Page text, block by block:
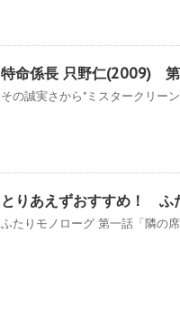
特命係長 只野仁(2009) 第
その誠実さから"ミスタークリー
とりあえずおすすめ！ ふ
ふたりモノローグ 第一話「隣の